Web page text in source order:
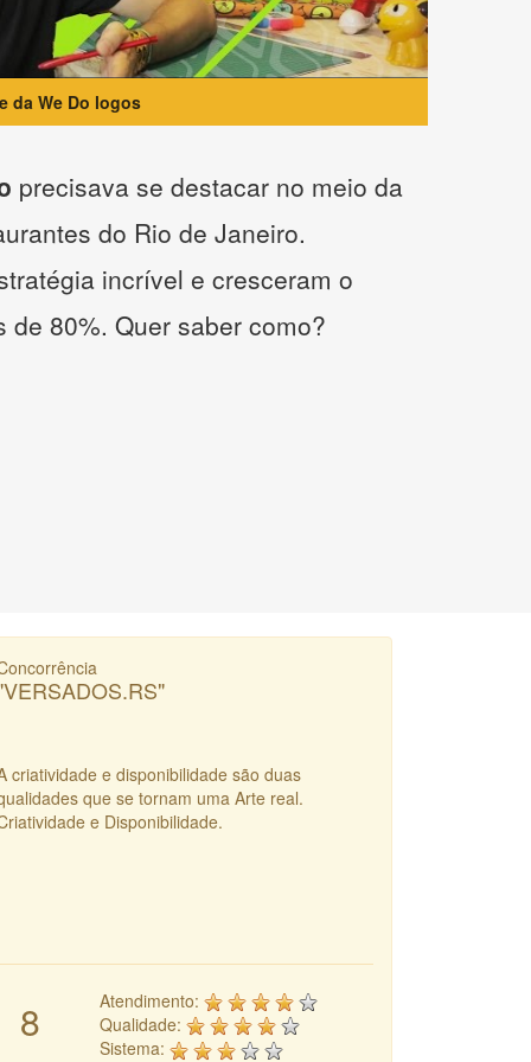
da We Do logos
precisava se destacar no meio da
do Rio de Janeiro.
incrível e cresceram o
de 80%. Quer saber como?
criatividade e disponibilidade são duas
que se tornam uma Arte real.
e Disponibilidade.
8
Atendimento:
Qualidade:
Sistema: